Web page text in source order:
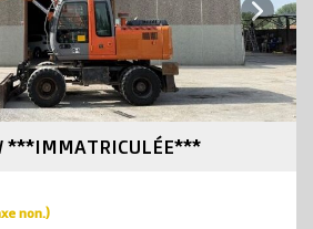
Next
***IMMATRICULÉE***
non.)